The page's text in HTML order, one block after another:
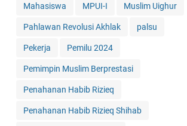
Mahasiswa MPUI-I Muslim Uighur
Pahlawan Revolusi Akhlak palsu
Pekerja Pemilu 2024
Pemimpin Muslim Berprestasi
Penahanan Habib Rizieq
Penahanan Habib Rizieq Shihab